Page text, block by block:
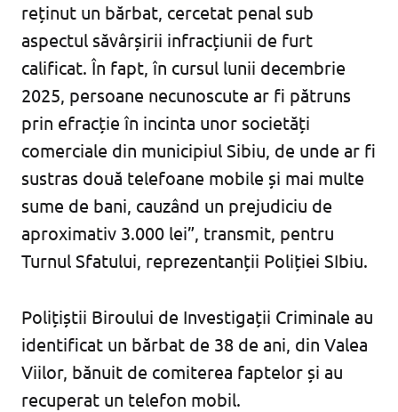
reținut un bărbat, cercetat penal sub
aspectul săvârșirii infracțiunii de furt
calificat. În fapt, în cursul lunii decembrie
2025, persoane necunoscute ar fi pătruns
prin efracție în incinta unor societăți
comerciale din municipiul Sibiu, de unde ar fi
sustras două telefoane mobile și mai multe
sume de bani, cauzând un prejudiciu de
aproximativ 3.000 lei”, transmit, pentru
Turnul Sfatului, reprezentanții Poliției SIbiu.
Polițiștii Biroului de Investigații Criminale au
identificat un bărbat de 38 de ani, din Valea
Viilor, bănuit de comiterea faptelor și au
recuperat un telefon mobil.